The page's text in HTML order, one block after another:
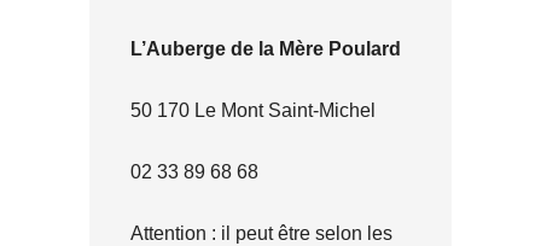
L’Auberge de la Mère Poulard
50 170 Le Mont Saint-Michel
02 33 89 68 68
Attention : il peut être selon les